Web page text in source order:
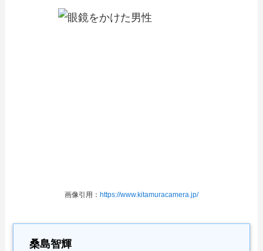
画像引用： https://www.kitamuracamera.jp/
桑島智輝